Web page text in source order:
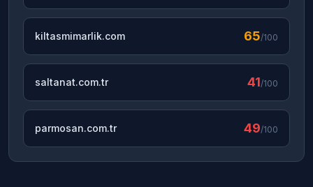
kiltasmimarlik.com 65/100
saltanat.com.tr 41/100
parmosan.com.tr 49/100